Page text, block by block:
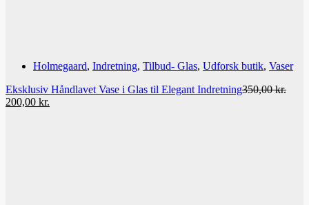
Holmegaard, Indretning, Tilbud- Glas, Udforsk butik, Vaser
Eksklusiv Håndlavet Vase i Glas til Elegant Indretning350,00kr.
Den
200,00 kr.